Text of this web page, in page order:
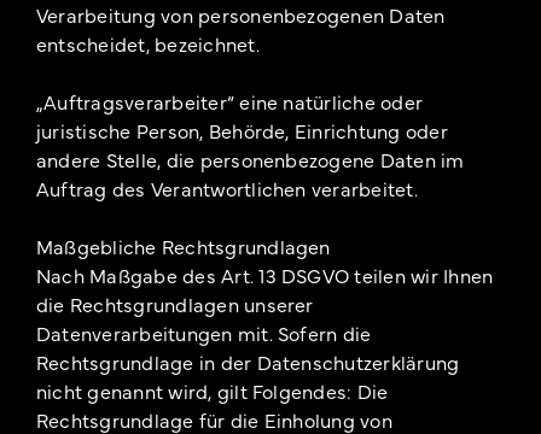
Verarbeitung von personenbezogenen Daten
entscheidet, bezeichnet.
„Auftragsverarbeiter“ eine natürliche oder
juristische Person, Behörde, Einrichtung oder
andere Stelle, die personenbezogene Daten im
Auftrag des Verantwortlichen verarbeitet.
Maßgebliche Rechtsgrundlagen
Nach Maßgabe des Art. 13 DSGVO teilen wir Ihnen
die Rechtsgrundlagen unserer
Datenverarbeitungen mit. Sofern die
Rechtsgrundlage in der Datenschutzerklärung
nicht genannt wird, gilt Folgendes: Die
Rechtsgrundlage für die Einholung von